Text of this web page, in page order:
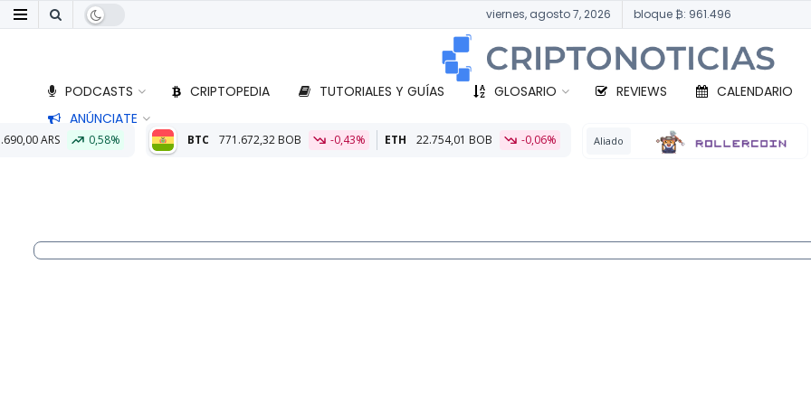
viernes, agosto 7, 2026 bloque ₿: 961.496
PODCASTS CRIPTOPEDIA TUTORIALES Y GUÍAS GLOSARIO REVIEWS CALENDARIO
ANÚNCIATE
BTC 771.672,32 BOB -0,43% ETH 22.754,01 BOB -0,06% Aliado BTC